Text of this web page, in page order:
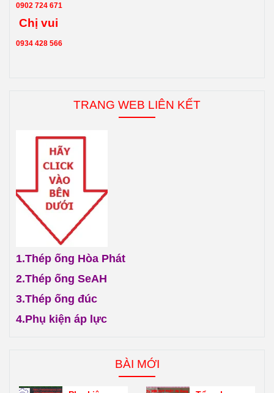
0902 724 671
Chị vui
0934 428 566
TRANG WEB LIÊN KẾT
1.Thép ống Hòa Phát
2.Thép ống SeAH
3.Thép ống đúc
4.Phụ kiện áp lực
BÀI MỚI